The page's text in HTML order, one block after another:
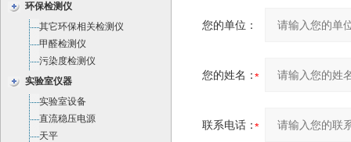
环保检测仪
其它环保相关检测仪
甲醛检测仪
污染度检测仪
实验室仪器
实验室设备
直流稳压电源
天平
您的单位：
您的姓名：
联系电话：